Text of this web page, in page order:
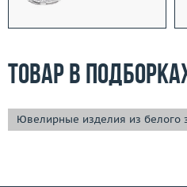
Товар в
Ювелирные изделия из белого